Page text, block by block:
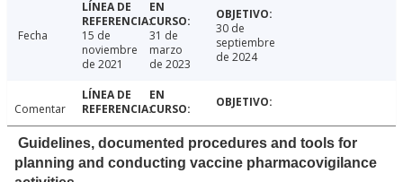
Fecha
15 de
noviembre
de 2021
31 de
marzo
de 2023
30 de
septiembre
de 2024
Comentar
Guidelines, documented procedures and tools for
planning and conducting vaccine pharmacovigilance